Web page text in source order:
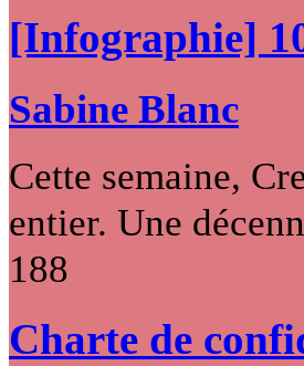
[Infographie]
Sabine Blanc
Cette semaine,
entier. Une
188
Charte de